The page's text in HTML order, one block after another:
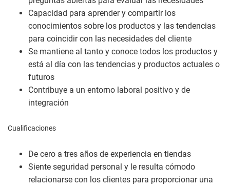
Capacidad para aprender y compartir los
conocimientos sobre los productos y las tendencias
para coincidir con las necesidades del cliente
Se mantiene al tanto y conoce todos los productos y
está al día con las tendencias y productos actuales o
futuros
Contribuye a un entorno laboral positivo y de
integración
Cualificaciones
De cero a tres años de experiencia en tiendas
Siente seguridad personal y le resulta cómodo
relacionarse con los clientes para proporcionar una